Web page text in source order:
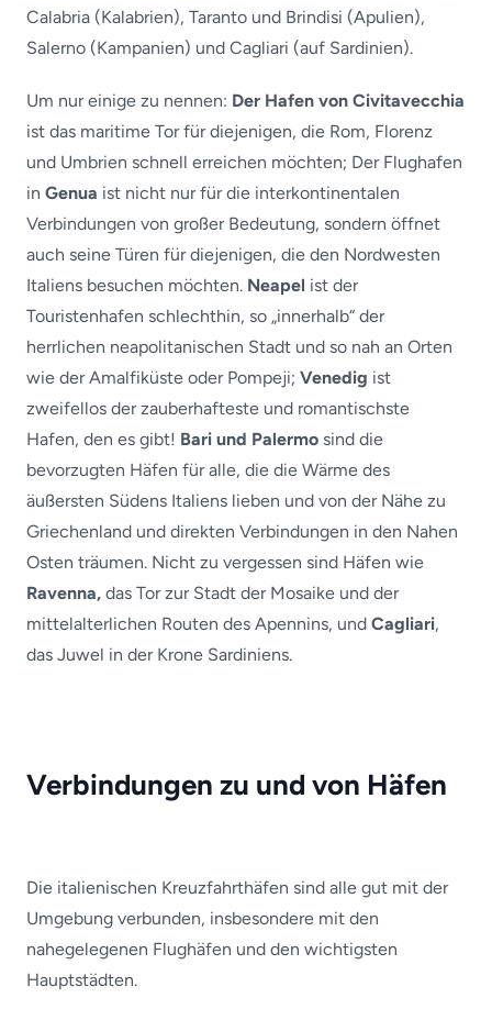
Calabria (Kalabrien), Taranto und Brindisi (Apulien),
Salerno (Kampanien) und Cagliari (auf Sardinien).
Um nur einige zu nennen: Der Hafen von Civitavecchia
ist das maritime Tor für diejenigen, die Rom, Florenz
und Umbrien schnell erreichen möchten; Der Flughafen
in Genua ist nicht nur für die interkontinentalen
Verbindungen von großer Bedeutung, sondern öffnet
auch seine Türen für diejenigen, die den Nordwesten
Italiens besuchen möchten. Neapel ist der
Touristenhafen schlechthin, so „innerhalb“ der
herrlichen neapolitanischen Stadt und so nah an Orten
wie der Amalfiküste oder Pompeji; Venedig ist
zweifellos der zauberhafteste und romantischste
Hafen, den es gibt! Bari und Palermo sind die
bevorzugten Häfen für alle, die die Wärme des
äußersten Südens Italiens lieben und von der Nähe zu
Griechenland und direkten Verbindungen in den Nahen
Osten träumen. Nicht zu vergessen sind Häfen wie
Ravenna, das Tor zur Stadt der Mosaike und der
mittelalterlichen Routen des Apennins, und Cagliari,
das Juwel in der Krone Sardiniens.
Verbindungen zu und von Häfen
Die italienischen Kreuzfahrthäfen sind alle gut mit der
Umgebung verbunden, insbesondere mit den
nahegelegenen Flughäfen und den wichtigsten
Hauptstädten.